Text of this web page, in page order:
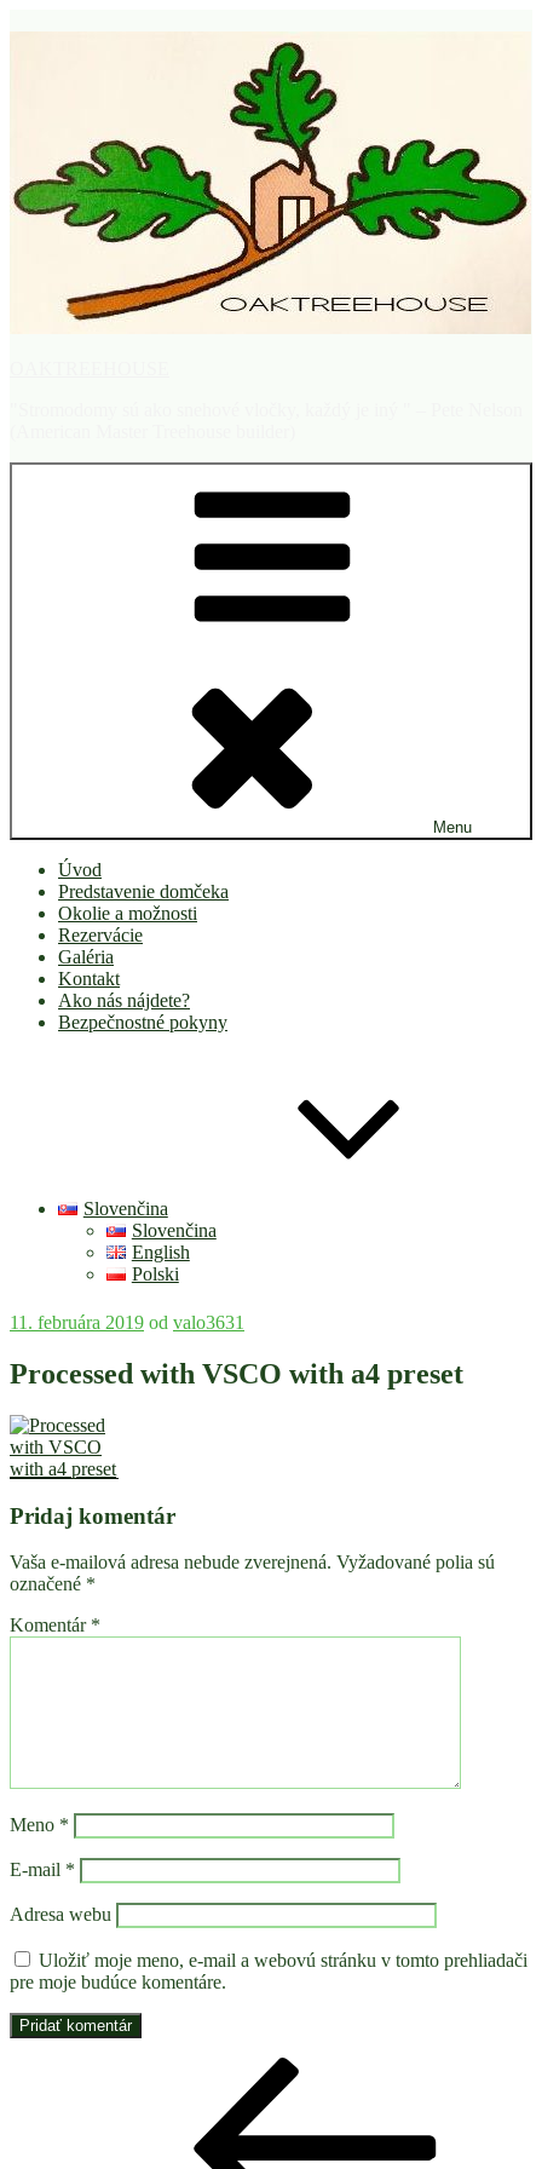
Menu
Úvod
Predstavenie domčeka
Okolie a možnosti
Rezervácie
Galéria
Kontakt
Ako nás nájdete?
Bezpečnostné pokyny
Slovenčina
Slovenčina
English
Polski
Publikované
11. februára 2019 od valo3631
Processed with VSCO with a4 preset
Pridaj komentár
Vaša e-mailová adresa nebude zverejnená. Vyžadované polia sú
označené *
Komentár *
Meno *
E-mail *
Adresa webu
Uložiť moje meno, e-mail a webovú stránku v tomto prehliadači
pre moje budúce komentáre.